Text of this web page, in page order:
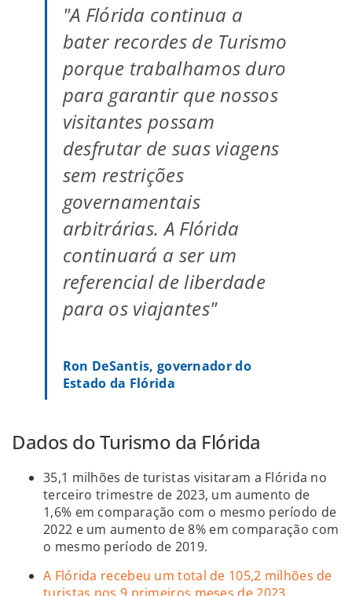
"A Flórida continua a
bater recordes de Turismo
porque trabalhamos duro
para garantir que nossos
visitantes possam
desfrutar de suas viagens
sem restrições
governamentais
arbitrárias. A Flórida
continuará a ser um
referencial de liberdade
para os viajantes"
Ron DeSantis, governador do
Estado da Flórida
Dados do Turismo da Flórida
35,1 milhões de turistas visitaram a Flórida no
terceiro trimestre de 2023, um aumento de
1,6% em comparação com o mesmo período de
2022 e um aumento de 8% em comparação com
o mesmo período de 2019.
A Flórida recebeu um total de 105,2 milhões de
turistas nos 9 primeiros meses de 2023,